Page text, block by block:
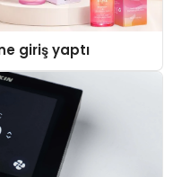
giriş yaptı